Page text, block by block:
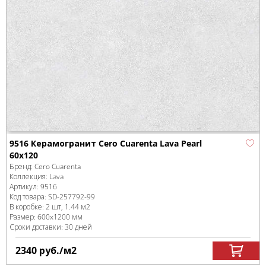
9516 Керамогранит Cero Cuarenta Lava Pearl
60x120
Бренд: Cero Cuarenta
Коллекция: Lava
Артикул: 9516
Код товара: SD-257792-99
В коробке: 2 шт, 1.44 м2
Размер: 600x1200 мм
Сроки доставки: 30 дней
2340 руб./м2